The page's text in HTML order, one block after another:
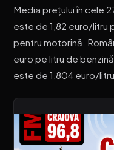
Media prețului în cele
este de 1,82 euro/litru
pentru motorină.
euro pe litru de
este de 1,804 euro/litru.